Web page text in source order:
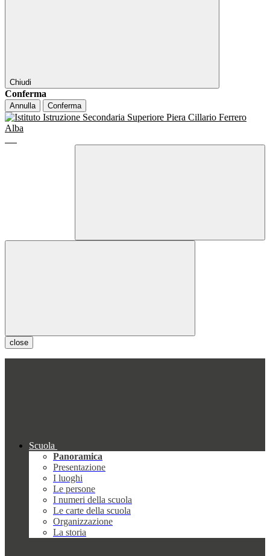
Chiudi
Conferma
Annulla Conferma
close
Scuola
Panoramica
Presentazione
I luoghi
Le persone
I numeri della scuola
Le carte della scuola
Organizzazione
La storia